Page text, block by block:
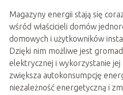
Magazyny energii stają się
wśród właścicieli domów
domowych i użytkowników
Dzięki nim możliwe jest
elektrycznej i wykorzystanie jej
zwiększa autokonsumpcję
niezależność energetyczną i